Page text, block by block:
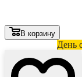
В корзину
День